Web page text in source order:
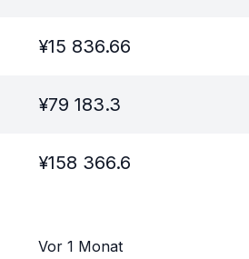
¥15 836.66
¥79 183.3
¥158 366.6
Vor 1 Monat